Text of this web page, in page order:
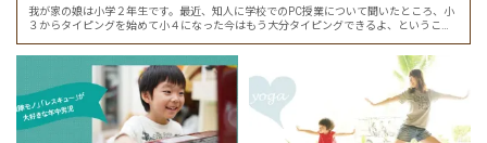
我が家の娘は小学２年生です。最近、知人に学校でのPC授業について聞いたところ、小
３からタイピングを始めて小４になった今はもう大分タイピングできるよ、ということ
で…